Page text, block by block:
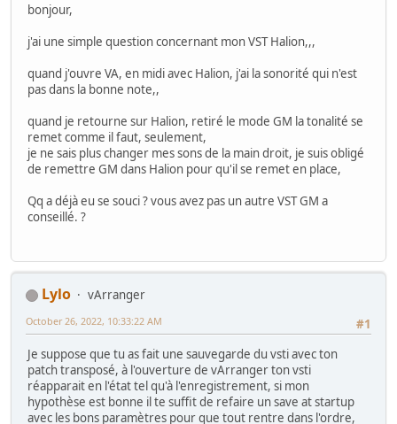
bonjour,
j'ai une simple question concernant mon VST Halion,,,
quand j'ouvre VA, en midi avec Halion, j'ai la sonorité qui n'est
pas dans la bonne note,,
quand je retourne sur Halion, retiré le mode GM la tonalité se
remet comme il faut, seulement,
je ne sais plus changer mes sons de la main droit, je suis obligé
de remettre GM dans Halion pour qu'il se remet en place,
Qq a déjà eu se souci ? vous avez pas un autre VST GM a
conseillé. ?
Lylo
vArranger
#1
October 26, 2022, 10:33:22 AM
Je suppose que tu as fait une sauvegarde du vsti avec ton
patch transposé, à l'ouverture de vArranger ton vsti
réapparait en l'état tel qu'à l'enregistrement, si mon
hypothèse est bonne il te suffit de refaire un save at startup
avec les bons paramètres pour que tout rentre dans l'ordre,